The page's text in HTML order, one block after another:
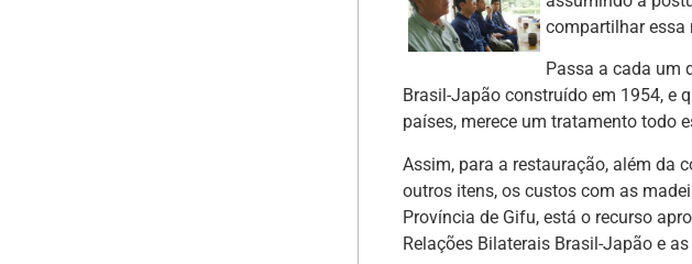
compartilhar essa
Passa a cada um
Brasil-Japão construído em 1954, e
países, merece um tratamento todo
Assim, para a restauração, além da
outros itens, os custos com as
Província de Gifu, está o recurso
Relações Bilaterais Brasil-Japão e